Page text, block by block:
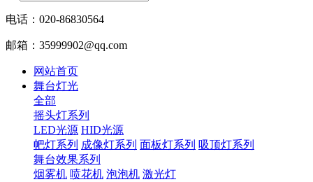
电话：020-86830564
邮箱：35999902@qq.com
网站首页
舞台灯光
全部
摇头灯系列
LED光源 HID光源
帊灯系列 成像灯系列 面板灯系列 吸顶灯系列
舞台效果系列
烟雾机 喷花机 泡泡机 激光灯